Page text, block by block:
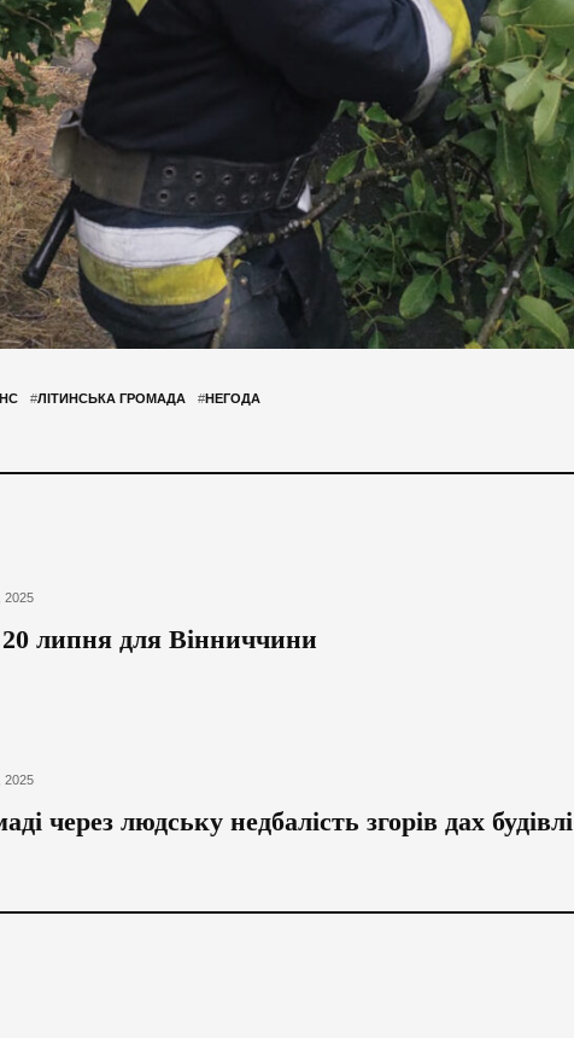
#ЛІТИНСЬКА ГРОМАДА #НЕГОДА
липня для Вінниччини
через людську недбалість згорів дах будівлі